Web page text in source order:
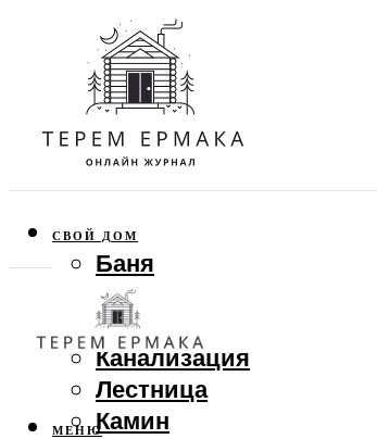
СВОЙ ДОМ
Баня
Веранда
Забор
Канализация
Лестница
Камин
МЕНЮ